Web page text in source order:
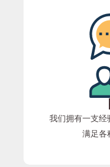
我们拥有一支经
满足各